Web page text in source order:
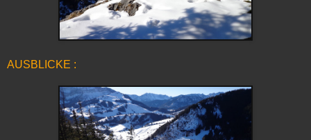
AUSBLICKE :